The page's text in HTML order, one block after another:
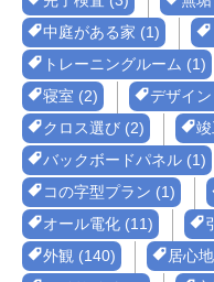
中庭がある家 (1)
トレーニングルーム (1)
寝室 (2)
デザイ
クロス選び (2)
バックボードパネル (1)
コの字型プラン (1)
オール電化 (11)
外観 (140)
居心